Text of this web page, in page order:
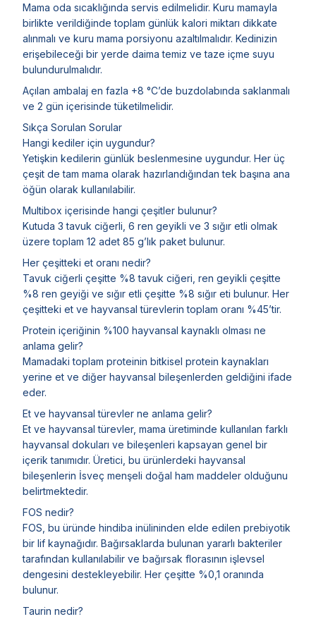
Mama oda sıcaklığında servis edilmelidir. Kuru mamayla
birlikte verildiğinde toplam günlük kalori miktarı dikkate
alınmalı ve kuru mama porsiyonu azaltılmalıdır. Kedinizin
erişebileceği bir yerde daima temiz ve taze içme suyu
bulundurulmalıdır.
Açılan ambalaj en fazla +8 °C’de buzdolabında saklanmalı
ve 2 gün içerisinde tüketilmelidir.
Sıkça Sorulan Sorular
Hangi kediler için uygundur?
Yetişkin kedilerin günlük beslenmesine uygundur. Her üç
çeşit de tam mama olarak hazırlandığından tek başına ana
öğün olarak kullanılabilir.
Multibox içerisinde hangi çeşitler bulunur?
Kutuda 3 tavuk ciğerli, 6 ren geyikli ve 3 sığır etli olmak
üzere toplam 12 adet 85 g’lık paket bulunur.
Her çeşitteki et oranı nedir?
Tavuk ciğerli çeşitte %8 tavuk ciğeri, ren geyikli çeşitte
%8 ren geyiği ve sığır etli çeşitte %8 sığır eti bulunur. Her
çeşitteki et ve hayvansal türevlerin toplam oranı %45’tir.
Protein içeriğinin %100 hayvansal kaynaklı olması ne
anlama gelir?
Mamadaki toplam proteinin bitkisel protein kaynakları
yerine et ve diğer hayvansal bileşenlerden geldiğini ifade
eder.
Et ve hayvansal türevler ne anlama gelir?
Et ve hayvansal türevler, mama üretiminde kullanılan farklı
hayvansal dokuları ve bileşenleri kapsayan genel bir
içerik tanımıdır. Üretici, bu ürünlerdeki hayvansal
bileşenlerin İsveç menşeli doğal ham maddeler olduğunu
belirtmektedir.
FOS nedir?
FOS, bu üründe hindiba inülininden elde edilen prebiyotik
bir lif kaynağıdır. Bağırsaklarda bulunan yararlı bakteriler
tarafından kullanılabilir ve bağırsak florasının işlevsel
dengesini destekleyebilir. Her çeşitte %0,1 oranında
bulunur.
Taurin nedir?